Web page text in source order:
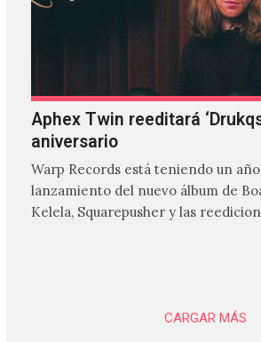
Aphex Twin reeditará
aniversario
Warp Records está teniendo un
lanzamiento del nuevo álbum de
Kelela, Squarepusher y las
CARGAR MÁS